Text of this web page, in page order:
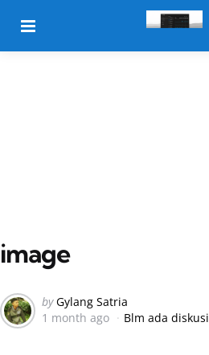
image
Posted
by
by Gylang Satria
1 month ago
Blm ada diskusi